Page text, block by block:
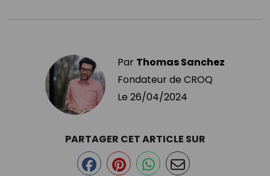
Par Thomas Sanchez
Fondateur de CROQ
Le 26/04/2024
PARTAGER CET ARTICLE SUR